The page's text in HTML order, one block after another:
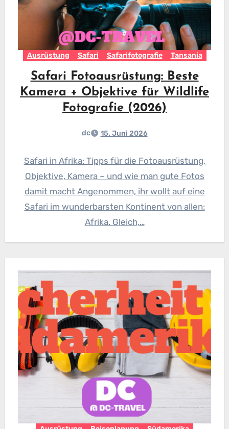
Ausrüstung Safari Safarifotografie Tansania
Safari Fotoausrüstung: Beste
Kamera + Objektive für Wildlife
Fotografie (2026)
dc 15. Juni 2026
Safari in Afrika: Tipps für die Fotoausrüstung,
Objektive, Kamera – und wie man gute Fotos
damit macht Angenommen, ihr wollt auf eine
Safari im wunderbarsten Kontinent von allen:
Afrika. Gleich,…